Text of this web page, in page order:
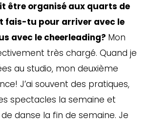
être organisé aux quarts de
fais-tu pour arriver avec le
avec le cheerleading? Mon
très chargé. Quand je
au studio, mon deuxième
J’ai souvent des pratiques,
spectacles la semaine et
danse la fin de semaine. Je